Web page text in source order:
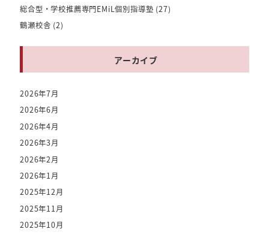
総合型・学校推薦専門EMiL個別指導塾 (27)
鶴瀬校舎 (2)
アーカイブ
2026年7月
2026年6月
2026年4月
2026年3月
2026年2月
2026年1月
2025年12月
2025年11月
2025年10月